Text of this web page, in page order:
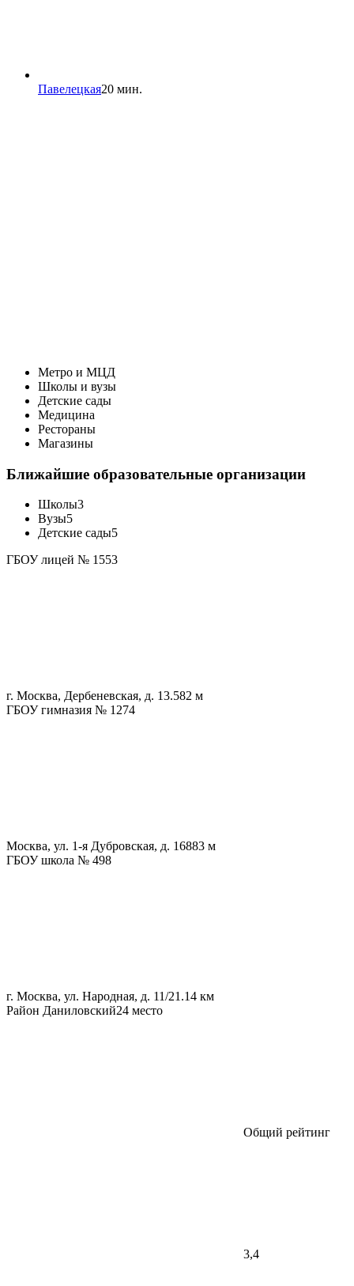
Павелецкая20 мин.
Метро и МЦД
Школы и вузы
Детские сады
Медицина
Рестораны
Магазины
Ближайшие образовательные организации
Школы3
Вузы5
Детские сады5
ГБОУ лицей № 1553
г. Москва, Дербеневская, д. 13.582 м
ГБОУ гимназия № 1274
Москва, ул. 1-я Дубровская, д. 16883 м
ГБОУ школа № 498
г. Москва, ул. Народная, д. 11/21.14 км
Район Даниловский24 место
Общий рейтинг
3,4